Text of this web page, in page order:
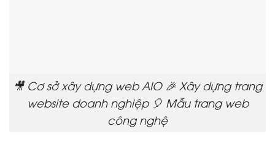
🎥 Cơ sở xây dựng web AIO 🎉 Xây dựng trang
website doanh nghiệp 🎈 Mẫu trang web
công nghệ